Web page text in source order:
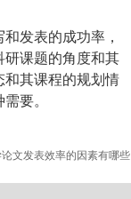
发表的成功率，
研课题的角度和其
和其课程的规划情
要。
文发表效率的因素有哪些